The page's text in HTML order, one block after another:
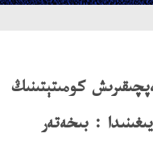
كومىتېتىنىڭ
يىغىنىدا : بىخەتەر